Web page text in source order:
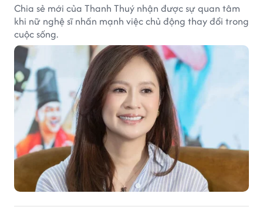
Chia sẻ mới của Thanh Thuý nhận được sự quan tâm
khi nữ nghệ sĩ nhấn mạnh việc chủ động thay đổi trong
cuộc sống.